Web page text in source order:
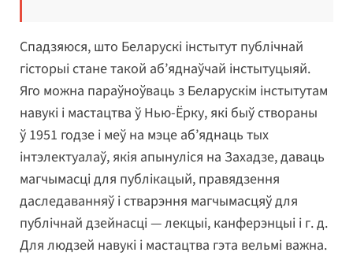
Спадзяюся, што Беларускі інстытут публічнай
гісторыі стане такой аб’яднаўчай інстытуцыяй.
Яго можна параўноўваць з Беларускім інстытутам
навукі і мастацтва ў Нью-Ёрку, які быў створаны
ў 1951 годзе і меў на мэце аб’яднаць тых
інтэлектуалаў, якія апынуліся на Захадзе, даваць
магчымасці для публікацый, правядзення
даследаванняў і стварэння магчымасцяў для
публічнай дзейнасці — лекцыі, канферэнцыі і г. д.
Для людзей навукі і мастацтва гэта вельмі важна.